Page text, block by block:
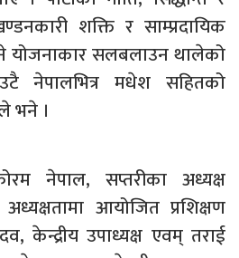
शक्ति र साम्प्रदायिक
योजनाकार सलबलाउन थालेको
नेपालभित्र मधेश सहितको
भने ।
नेपाल, सप्तरीका अध्यक्ष
आयोजित प्रशिक्षण
केन्द्रीय उपाध्यक्ष एवम् तराई